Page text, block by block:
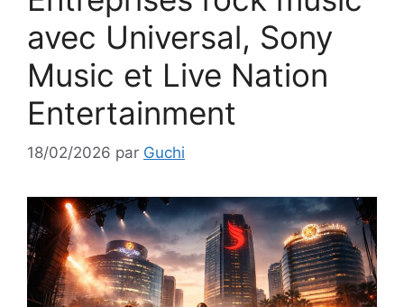
avec Universal, Sony
Music et Live Nation
Entertainment
18/02/2026 par Guchi